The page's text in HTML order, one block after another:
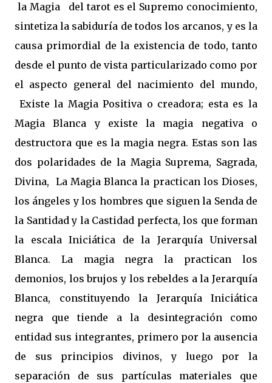
la Magia del tarot es el Supremo conocimiento,
sintetiza la sabiduría de todos los arcanos, y es la
causa primordial de la existencia de todo, tanto
desde el punto de vista particularizado como por
el aspecto general del nacimiento del mundo,
Existe la Magia Positiva o creadora; esta es la
Magia Blanca y existe la magia negativa o
destructora que es la magia negra. Estas son las
dos polaridades de la Magia Suprema, Sagrada,
Divina, La Magia Blanca la practican los Dioses,
los ángeles y los hombres que siguen la Senda de
la Santidad y la Castidad perfecta, los que forman
la escala Iniciática de la Jerarquía Universal
Blanca. La magia negra la practican los
demonios, los brujos y los rebeldes a la Jerarquía
Blanca, constituyendo la Jerarquía Iniciática
negra que tiende a la desintegración como
entidad sus integrantes, primero por la ausencia
de sus principios divinos, y luego por la
separación de sus partículas materiales que